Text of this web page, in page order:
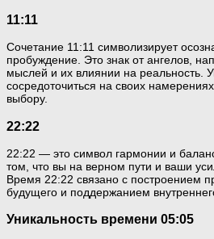
11:11
Сочетание 11:11 символизирует
пробуждение. Это знак от ангелов,
мыслей и их влиянии на реальность.
сосредоточиться на своих
выбору.
22:22
22:22 — это символ гармонии и
том, что вы на верном пути и ваши
Время 22:22 связано с построением
будущего и поддержанием
Уникальность времени 05:05